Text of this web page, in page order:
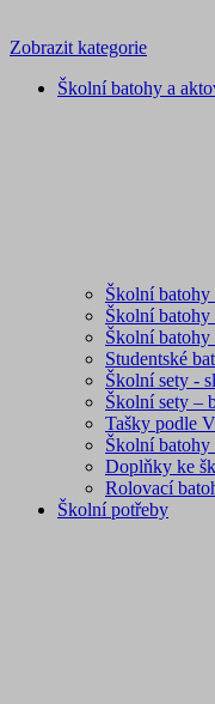
Zobrazit kategorie
Školní batohy a
Školní
Školní batohy
Školní batohy
Studentské
Školní sety -
Školní sety –
Tašky podle
Školní batohy
Doplňky ke
Rolovací
Školní potřeby